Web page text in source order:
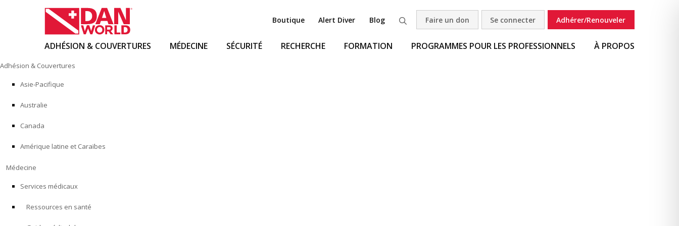
Skip
to
content
Boutique Alert Diver Blog Recherche
Faire un don Se connecter Adhérer/Renouveler
ADHÉSION & COUVERTURES MÉDECINE SÉCURITÉ RECHERCHE FORMATION PROGRAMMES POUR LES PROFESSIONNELS À PROPOS
Adhésion & Couvertures
Asie-Pacifique
Australie
Canada
Amérique latine et Caraïbes
Médecine
Services médicaux
Ressources en santé